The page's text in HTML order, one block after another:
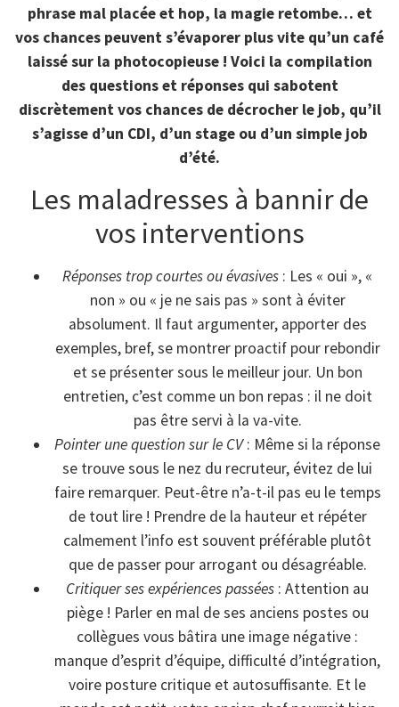
phrase mal placée et hop, la magie retombe… et
vos chances peuvent s’évaporer plus vite qu’un café
laissé sur la photocopieuse ! Voici la compilation
des questions et réponses qui sabotent
discrètement vos chances de décrocher le job, qu’il
s’agisse d’un CDI, d’un stage ou d’un simple job
d’été.
Les maladresses à bannir de
vos interventions
Réponses trop courtes ou évasives : Les « oui », «
non » ou « je ne sais pas » sont à éviter
absolument. Il faut argumenter, apporter des
exemples, bref, se montrer proactif pour rebondir
et se présenter sous le meilleur jour. Un bon
entretien, c’est comme un bon repas : il ne doit
pas être servi à la va-vite.
Pointer une question sur le CV: Même si la réponse
se trouve sous le nez du recruteur, évitez de lui
faire remarquer. Peut-être n’a-t-il pas eu le temps
de tout lire ! Prendre de la hauteur et répéter
calmement l’info est souvent préférable plutôt
que de passer pour arrogant ou désagréable.
Critiquer ses expériences passées : Attention au
piège ! Parler en mal de ses anciens postes ou
collègues vous bâtira une image négative :
manque d’esprit d’équipe, difficulté d’intégration,
voire posture critique et autosuffisante. Et le